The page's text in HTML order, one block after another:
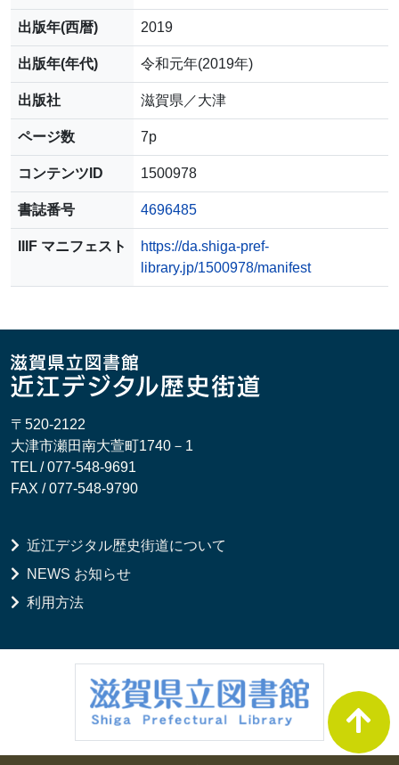
出版年(西暦) 2019
出版年(年代) 令和元年(2019年)
出版社 滋賀県／大津
ページ数 7p
コンテンツID 1500978
書誌番号 4696485
IIIF マニフェスト
https://da.shiga-pref-
library.jp/1500978/manifest
〒520-2122
大津市瀬田南大萱町1740－1
TEL / 077-548-9691
FAX / 077-548-9790
近江デジタル歴史街道について
NEWS お知らせ
利用方法